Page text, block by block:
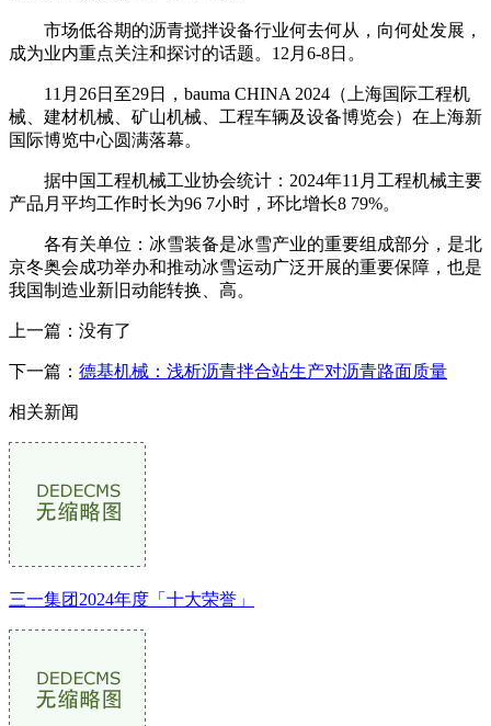
市场低谷期的沥青搅拌设备行业何去何从，向何处发展，
成为业内重点关注和探讨的话题。12月6-8日。
11月26日至29日，bauma CHINA 2024（上海国际工程机
械、建材机械、矿山机械、工程车辆及设备博览会）在上海新
国际博览中心圆满落幕。
据中国工程机械工业协会统计：2024年11月工程机械主要
产品月平均工作时长为96 7小时，环比增长8 79%。
各有关单位：冰雪装备是冰雪产业的重要组成部分，是北
京冬奥会成功举办和推动冰雪运动广泛开展的重要保障，也是
我国制造业新旧动能转换、高。
上一篇：没有了
下一篇： 德基机械：浅析沥青拌合站生产对沥青路面质量
相关新闻
三一集团2024年度「十大荣誉」